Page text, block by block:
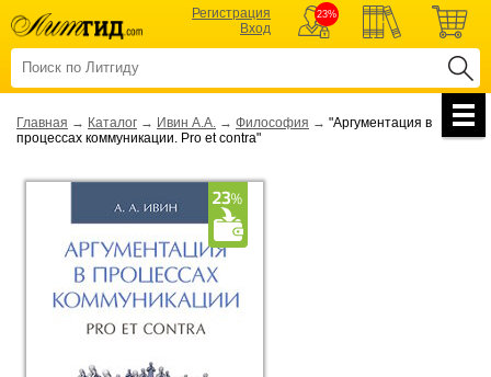
Регистрация
Вход
23%
Главная → Каталог → Ивин А.А. → Философия → "Аргументация в
процессах коммуникации. Pro et contra"